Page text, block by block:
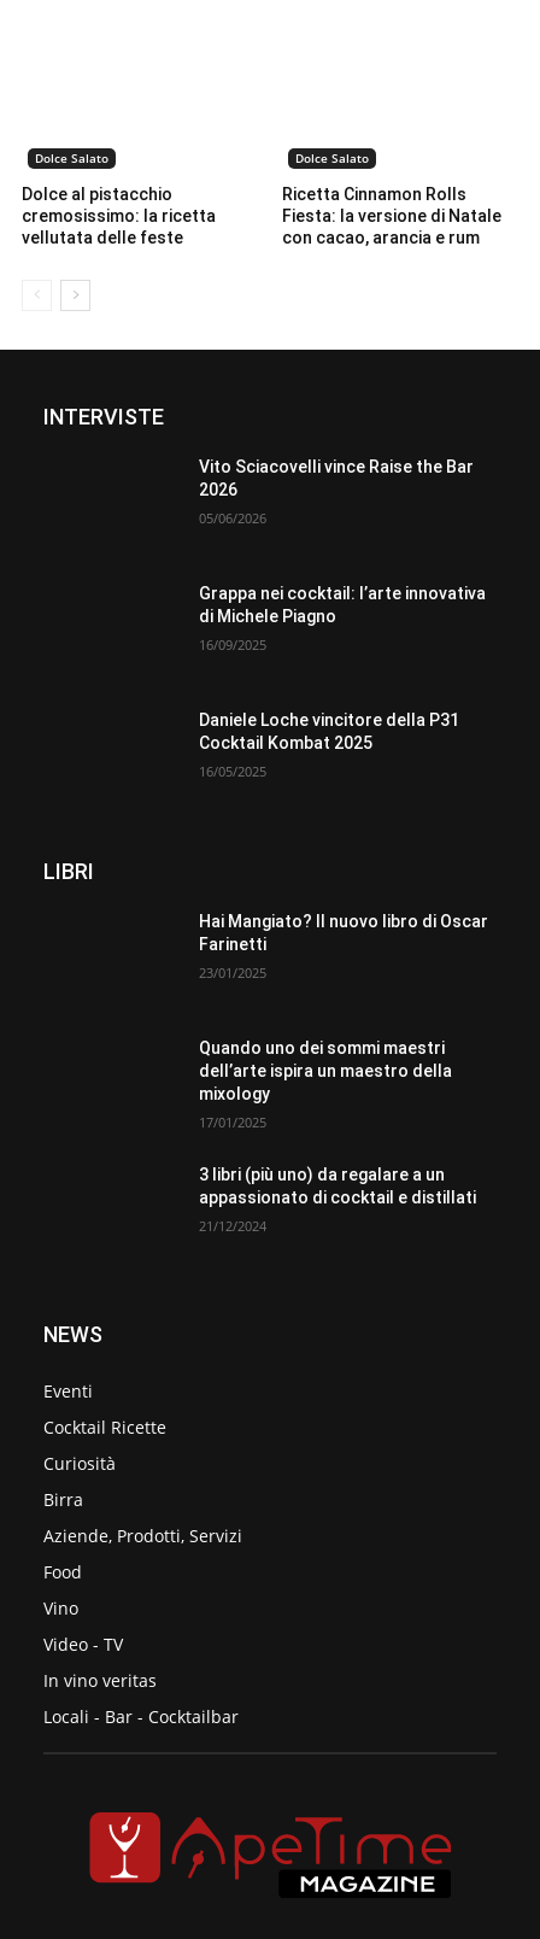
Dolce Salato
Dolce al pistacchio
cremosissimo: la ricetta
vellutata delle feste
Dolce Salato
Ricetta Cinnamon Rolls
Fiesta: la versione di Natale
con cacao, arancia e rum
INTERVISTE
Vito Sciacovelli vince Raise the Bar
2026
05/06/2026
Grappa nei cocktail: l’arte innovativa
di Michele Piagno
16/09/2025
Daniele Loche vincitore della P31
Cocktail Kombat 2025
16/05/2025
LIBRI
Hai Mangiato? Il nuovo libro di Oscar
Farinetti
23/01/2025
Quando uno dei sommi maestri
dell’arte ispira un maestro della
mixology
17/01/2025
3 libri (più uno) da regalare a un
appassionato di cocktail e distillati
21/12/2024
NEWS
Eventi
Cocktail Ricette
Curiosità
Birra
Aziende, Prodotti, Servizi
Food
Vino
Video - TV
In vino veritas
Locali - Bar - Cocktailbar